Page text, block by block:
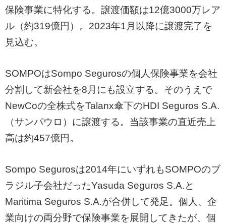
保険事業に特化する。譲渡価額は12億3000万レア
ル（約319億円）。2023年1月以降に譲渡完了を
見込む。
SOMPOはSompo Segurosの個人保険事業を会社
分割して新会社を8月にも設立する。そのうえで
NewCoの全株式をTalanx傘下のHDI Seguros S.A.
（サンパウロ）に譲渡する。当該事業の直近売上
高は約457億円。
Sompo Segurosは2014年にいずれもSOMPOのブ
ラジル子会社だったYasuda Seguros S.A.と
Maritima Seguros S.A.が合併して発足。個人、企
業向けの両分野で保険事業を展開してきたが、個